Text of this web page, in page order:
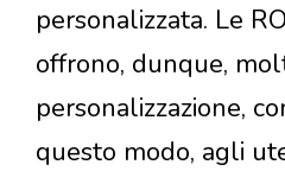
personalizzata. Le
offrono, dunque,
personalizzazione,
questo modo, agli